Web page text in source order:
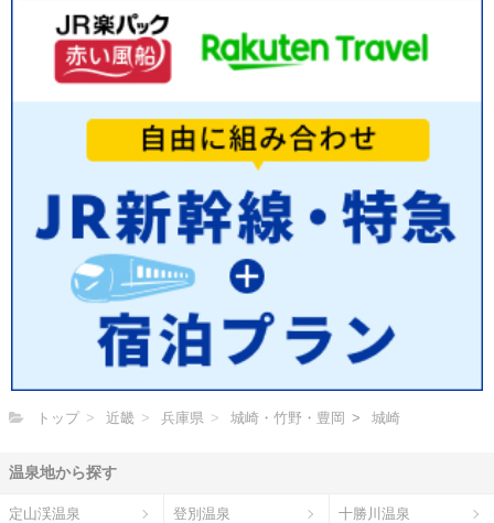
トップ 近畿 兵庫県 城崎・竹野・豊岡 城崎
温泉地から探す
定山渓温泉 登別温泉 十勝川温泉